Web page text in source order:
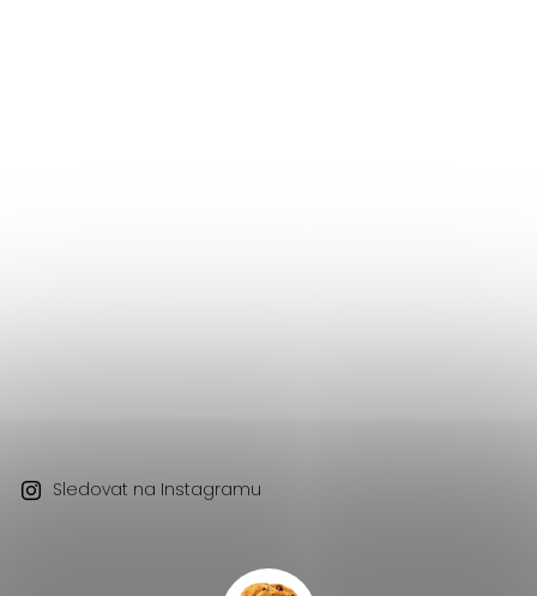
Sledovat na Instagramu